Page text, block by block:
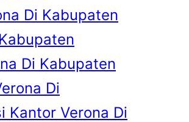
Di Kabupaten
Di Kabupaten
Di
Kantor Verona Di